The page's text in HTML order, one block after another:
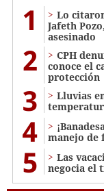
1
Lo
Jafeth
asesinado
2
CPH
conoce el
protección
3
Lluvias
4
manejo de
5
Las
negocia el